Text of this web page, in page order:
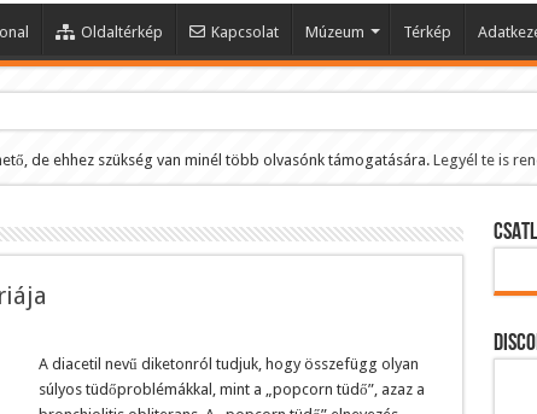
Oldaltérkép Kapcsolat Múzeum Térkép
de ehhez szükség van minél több olvasónk támogatására. Legyél te is
A diacetil nevű diketonról tudjuk, hogy összefügg olyan
súlyos tüdőproblémákkal, mint a „popcorn tüdő”, azaz a